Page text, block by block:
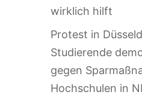
wirklich hilft
Protest in
Studierende
gegen
Hochschulen in